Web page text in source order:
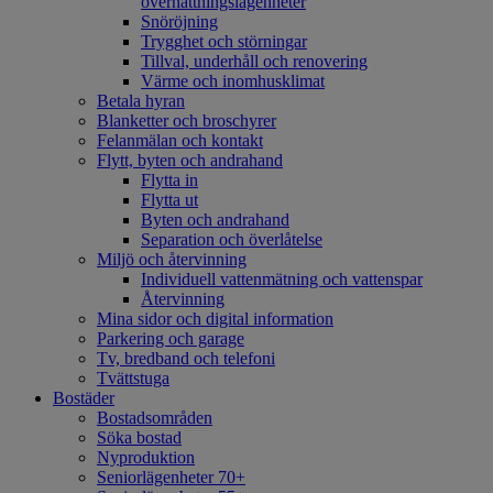
Snöröjning
Trygghet och störningar
Tillval, underhåll och renovering
Värme och inomhusklimat
Betala hyran
Blanketter och broschyrer
Felanmälan och kontakt
Flytt, byten och andrahand
Flytta in
Flytta ut
Byten och andrahand
Separation och överlåtelse
Miljö och återvinning
Individuell vattenmätning och vattenspar
Återvinning
Mina sidor och digital information
Parkering och garage
Tv, bredband och telefoni
Tvättstuga
Bostäder
Bostadsområden
Söka bostad
Nyproduktion
Seniorlägenheter 70+